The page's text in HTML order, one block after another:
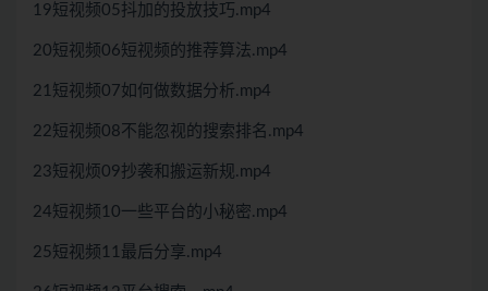
19短视频05抖加的投放技巧.mp4
20短视频06短视频的推荐算法.mp4
21短视频07如何做数据分析.mp4
22短视频08不能忽视的搜索排名.mp4
23短视烦09抄袭和搬运新规.mp4
24短视频10一些平台的小秘密.mp4
25短视频11最后分享.mp4